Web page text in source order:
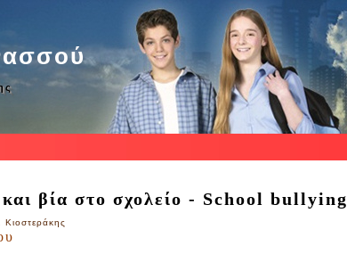
βία στο σχολείο - School bullying